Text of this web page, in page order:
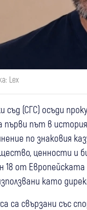
Lex
съд (СГС) осъди
първи път в
по знаковия
ценности и
18 от
като
са свързани със